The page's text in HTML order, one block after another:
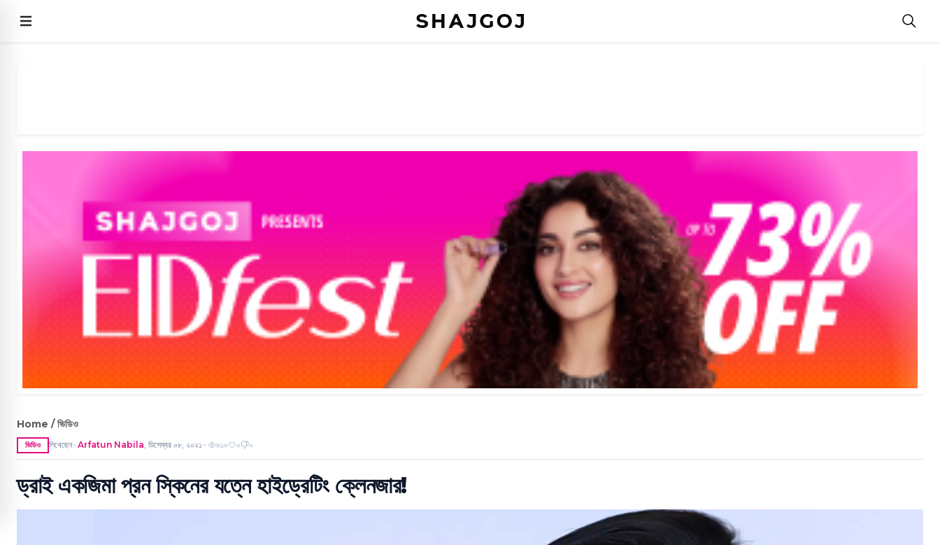
Home / ভিডিও
ভিডিও লিখেছেন ● Arfatun Nabila, ডিসেম্বর ০৮, ২০২১ ● ৬১০ ০ ০
ড্রাই একজিমা প্রন স্কিনের যত্নে হাইড্রেটিং ক্লেনজার!